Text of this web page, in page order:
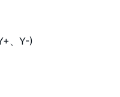
、Y-)